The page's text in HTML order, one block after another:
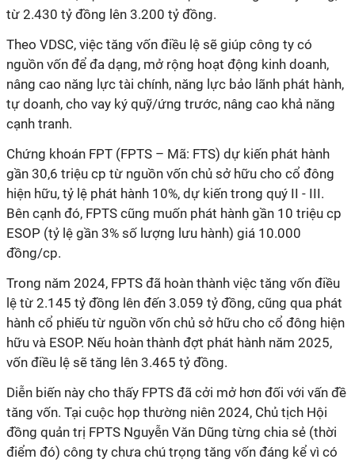
từ 2.430 tỷ đồng lên 3.200 tỷ đồng.
Theo VDSC, việc tăng vốn điều lệ sẽ giúp công ty có
nguồn vốn để đa dạng, mở rộng hoạt động kinh doanh,
nâng cao năng lực tài chính, năng lực bảo lãnh phát hành,
tự doanh, cho vay ký quỹ/ứng trước, nâng cao khả năng
cạnh tranh.
Chứng khoán FPT (FPTS – Mã: FTS) dự kiến phát hành
gần 30,6 triệu cp từ nguồn vốn chủ sở hữu cho cổ đông
hiện hữu, tỷ lệ phát hành 10%, dự kiến trong quý II - III.
Bên cạnh đó, FPTS cũng muốn phát hành gần 10 triệu cp
ESOP (tỷ lệ gần 3% số lượng lưu hành) giá 10.000
đồng/cp.
Trong năm 2024, FPTS đã hoàn thành việc tăng vốn điều
lệ từ 2.145 tỷ đồng lên đến 3.059 tỷ đồng, cũng qua phát
hành cổ phiếu từ nguồn vốn chủ sở hữu cho cổ đông hiện
hữu và ESOP. Nếu hoàn thành đợt phát hành năm 2025,
vốn điều lệ sẽ tăng lên 3.465 tỷ đồng.
Diễn biến này cho thấy FPTS đã cởi mở hơn đối với vấn đề
tăng vốn. Tại cuộc họp thường niên 2024, Chủ tịch Hội
đồng quản trị FPTS Nguyễn Văn Dũng từng chia sẻ (thời
điểm đó) công ty chưa chú trọng tăng vốn đáng kể vì có